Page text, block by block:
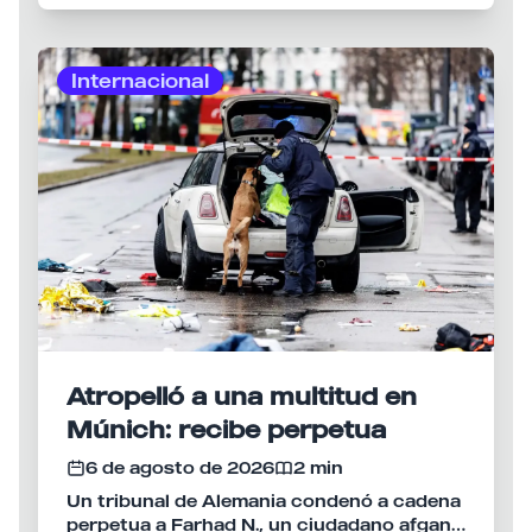
Internacional
Atropelló a una multitud en
Múnich: recibe perpetua
6 de agosto de 2026
2 min
Un tribunal de Alemania condenó a cadena
perpetua a Farhad N., un ciudadano afgano